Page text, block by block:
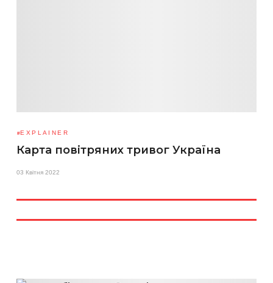
EXPLAINER
Карта повітряних тривог Україна
03 Квітня 2022